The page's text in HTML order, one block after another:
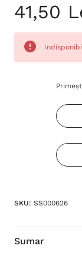
41,50
SKU: SS000626
Sumar